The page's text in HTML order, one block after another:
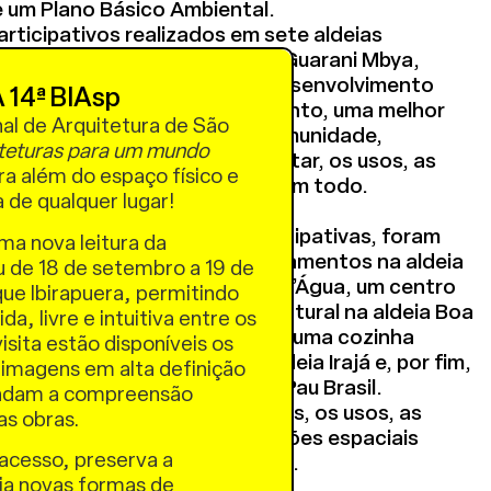
Plano Básico Ambiental.
realizados em sete aldeias
e quatro da etnia Guarani Mbya,
os programas para o desenvolvimento
Buscou-se, nesse momento, uma melhor
e da cultura de cada comunidade,
em campo, as formas de habitar, os usos, as
social e ambiental como um todo.
realização das oficinas participativas, foram
para o povo Guarani: alojamentos na aldeia
comunitária na aldeia Olho D’Água, um centro
Palmeiras, uma farmácia natural na aldeia Boa
para o povo Tupiniquim: uma cozinha
uma cozinha industrial na aldeia Irajá e, por fim,
um galpão agrícola na aldeia Pau Brasil.
nestes projetos, os materiais, os usos, as
as formas e distribuições espaciais
pelos próprios indígenas.
14ª BIAsp
de Arquitetura de São
para um mundo
além do espaço físico e
qualquer lugar!
nova leitura da
18 de setembro a 19 de
Ibirapuera, permitindo
livre e intuitiva entre os
estão disponíveis os
em alta definição
a compreensão
obras.
preserva a
novas formas de